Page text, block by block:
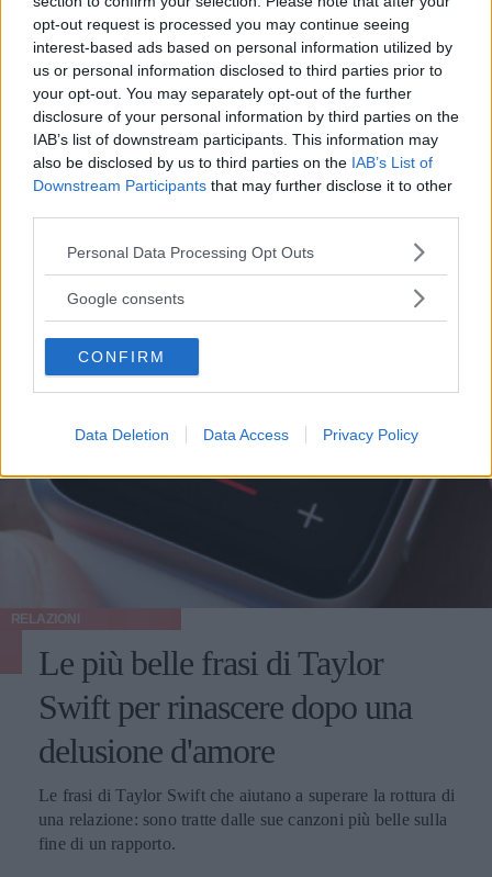
opt-out request is processed you may continue seeing
interest-based ads based on personal information utilized by
us or personal information disclosed to third parties prior to
your opt-out. You may separately opt-out of the further
disclosure of your personal information by third parties on the
IAB’s list of downstream participants. This information may
also be disclosed by us to third parties on the IAB’s List of
Downstream Participants that may further disclose it to other
Please note that this website/app uses one or more Google
not limited to your visit or usage behaviour. You may click to
use your data for below specified purposes in below Google
consent section.
Personal Data Processing Opt Outs
Google consents
CONFIRM
Data Deletion Data Access Privacy Policy
immaginario: Mare Fuori è una serie che non lascia
indifferenti. Ecco le migliori frasi pronunciate dai
personaggi.
PERDITA DURANGO
RELAZIONI
Le più belle frasi di Taylor
Swift per rinascere dopo una
delusione d'amore
Le frasi di Taylor Swift che aiutano a superare la rottura di
una relazione: sono tratte dalle sue canzoni più belle sulla
fine di un rapporto.